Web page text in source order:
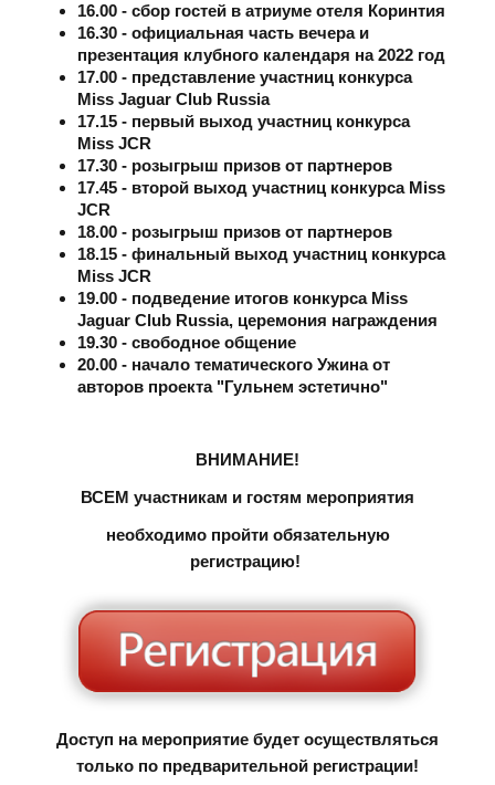
16.00 - сбор гостей в атриуме отеля Коринтия
16.30 - официальная часть вечера и
презентация клубного календаря на 2022 год
17.00 - представление участниц конкурса
Miss Jaguar Club Russia
17.15 - первый выход участниц конкурса
Miss JCR
17.30 - розыгрыш призов от партнеров
17.45 - второй выход участниц конкурса Miss
JCR
18.00 - розыгрыш призов от партнеров
18.15 - финальный выход участниц конкурса
Miss JCR
19.00 - подведение итогов конкурса Miss
Jaguar Club Russia, церемония награждения
19.30 - свободное общение
20.00 - начало тематического Ужина от
авторов проекта "Гульнем эстетично"
ВНИМАНИЕ!
ВСЕМ участникам и гостям мероприятия
необходимо пройти обязательную
регистрацию!
Доступ на мероприятие будет осуществляться
только по предварительной регистрации!